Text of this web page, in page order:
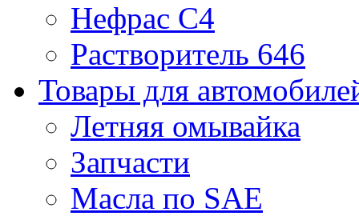
Нефрас С4
Растворитель 646
Товары для
Летняя омывайка
Запчасти
Масла по SAE